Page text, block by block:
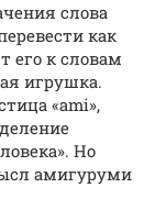
слова
как
его к словам
игрушка.
«ami»,
Но
амигуруми